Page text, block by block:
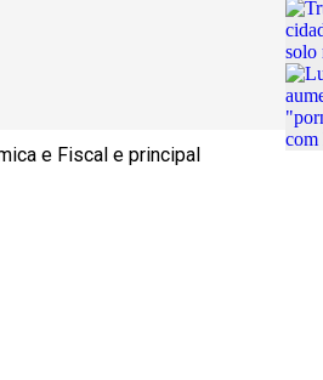
e Fiscal e principal